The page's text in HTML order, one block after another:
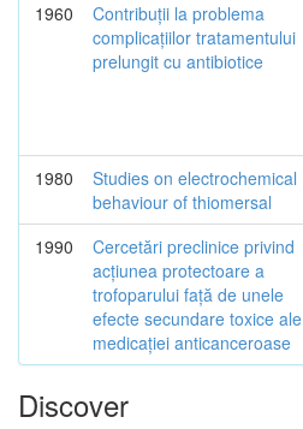
1960
Contribuții la problema
complicațiilor tratamentului
prelungit cu antibiotice
1980
Studies on electrochemical
behaviour of thiomersal
1990
Cercetări preclinice privind
acțiunea protectoare a
trofoparului față de unele
efecte secundare toxice ale
medicației anticanceroase
Discover